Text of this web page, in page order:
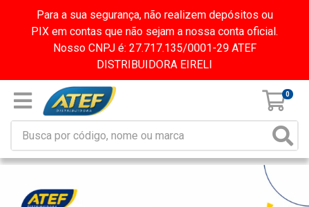
Para a sua segurança, não realizem depósitos ou
PIX em contas que não sejam a nossa conta oficial.
Nosso CNPJ é: 27.717.135/0001-29 ATEF
DISTRIBUIDORA EIRELI
0